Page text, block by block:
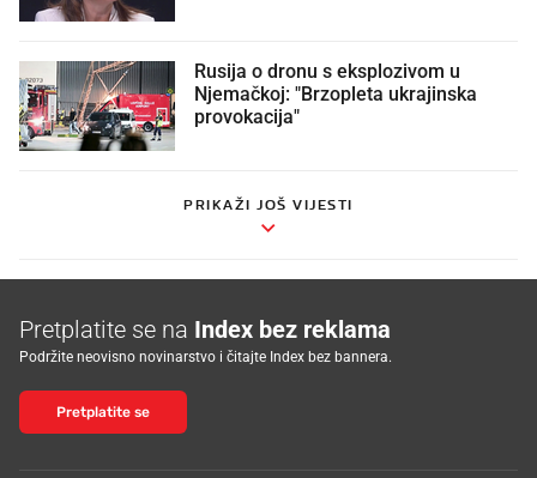
Rusija o dronu s eksplozivom u
Njemačkoj: "Brzopleta ukrajinska
provokacija"
PRIKAŽI JOŠ VIJESTI
Pretplatite se na Index bez reklama
Podržite neovisno novinarstvo i čitajte Index bez bannera.
Pretplatite se